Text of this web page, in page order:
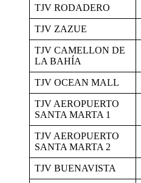
TJV RODADERO
TJV ZAZUE
TJV CAMELLON DE
LA BAHÍA
TJV OCEAN MALL
TJV AEROPUERTO
SANTA MARTA 1
TJV AEROPUERTO
SANTA MARTA 2
TJV BUENAVISTA